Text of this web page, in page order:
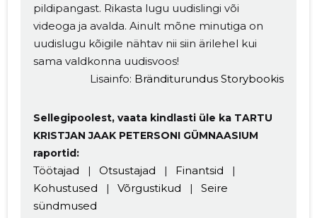
pildipangast. Rikasta lugu uudislingi või
videoga ja avalda. Ainult mõne minutiga on
uudislugu kõigile nähtav nii siin ärilehel kui
sama valdkonna uudisvoos!
Lisainfo: Bränditurundus Storybookis
Sellegipoolest, vaata kindlasti üle ka TARTU
KRISTJAN JAAK PETERSONI GÜMNAASIUM
raportid:
Töötajad | Otsustajad | Finantsid
|
Kohustused
| Võrgustikud |
Seire
sündmused